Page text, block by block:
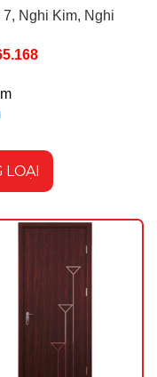
7, Nghi Kim, Nghi
LOẠI